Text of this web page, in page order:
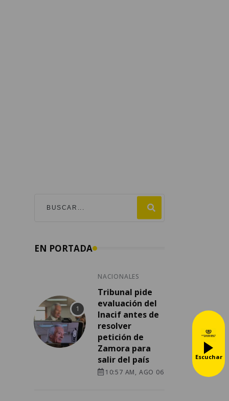
EN PORTADA
NACIONALES
Tribunal pide
evaluación del
Inacif antes de
resolver
petición de
Zamora para
salir del país
10:57 AM, AGO 06
Escuchar